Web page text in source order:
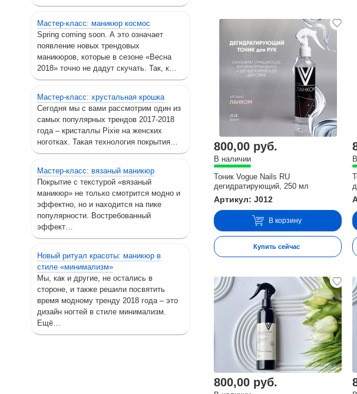
800,00 руб.
В наличии
Тоник Vogue Nails RU
дегидратирующий, 250 мл
Артикул: J012
В корзину
Купить сейчас
800,00 руб.
Мастер-класс: маникюр космос
Spring coming soon. А это означает
появление новых трендовых
маникюров, которые в сезоне «Весна
2018» точно не дадут скучать. Так, к…
Мастер-класс: хрустальная крошка
Сегодня мы с вами рассмотрим один из
самых популярных трендов 2017-2018
года – кристаллы Pixie на женских
ноготках. Такая технология покрытия…
Мастер-класс: вязаный маникюр
Покрытие с текстурой «вязаный
маникюр» не только смотрится модно и
эффектно, но и находится на пике
популярности. Востребованный
эффект…
Новый ритуал красоты: маникюр в
стиле «минимализм»
Мы, как и другие, не остались в
стороне, и также решили посвятить
время модному тренду 2018 года – это
дизайн ногтей в стиле минимализм.
Ещё…